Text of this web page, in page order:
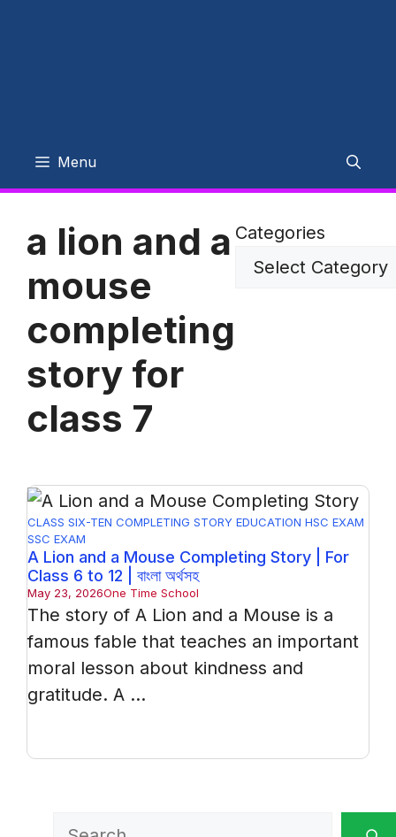
Menu
a lion and a
mouse
completing
story for
class 7
Categories
CLASS SIX-TEN COMPLETING STORY EDUCATION HSC EXAM
SSC EXAM
A Lion and a Mouse Completing Story | For
Class 6 to 12 | বাংলা অর্থসহ
May 23, 2026One Time School
The story of A Lion and a Mouse is a
famous fable that teaches an important
moral lesson about kindness and
gratitude. A ...
Search